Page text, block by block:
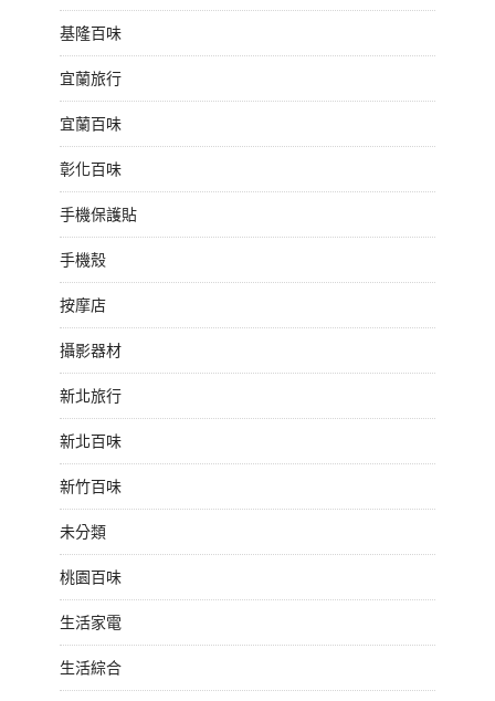
基隆百味
宜蘭旅行
宜蘭百味
彰化百味
手機保護貼
手機殼
按摩店
攝影器材
新北旅行
新北百味
新竹百味
未分類
桃園百味
生活家電
生活綜合